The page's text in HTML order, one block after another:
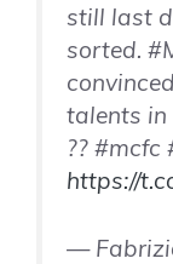
still last
sorted.
talents in
?? #mcfc
https://
—